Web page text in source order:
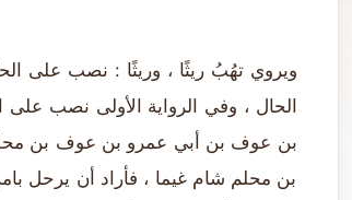
ويروي تهُبُ ريثًا ، وريثًا : نصب على
الحال ، وفي الرواية الأولى نصب
بن عوف بن أبي عمرو بن عوف بن
بن محلم شام غيما ، فأراد أن يرحل